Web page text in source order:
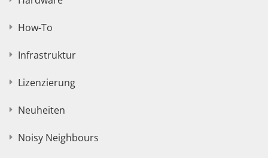
How-To
Infrastruktur
Lizenzierung
Neuheiten
Noisy Neighbours